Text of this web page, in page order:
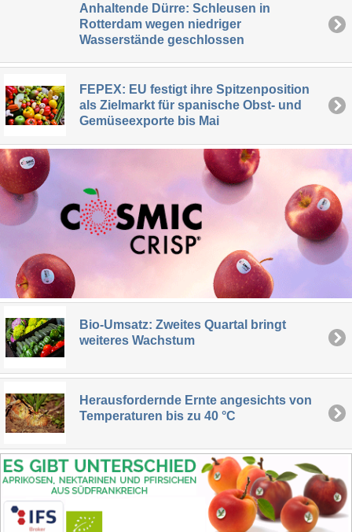
Anhaltende Dürre: Schleusen in
Rotterdam wegen niedriger
Wasserstände geschlossen
FEPEX: EU festigt ihre Spitzenposition
als Zielmarkt für spanische Obst- und
Gemüseexporte bis Mai
Bio-Umsatz: Zweites Quartal bringt
weiteres Wachstum
Herausfordernde Ernte angesichts von
Temperaturen bis zu 40 °C